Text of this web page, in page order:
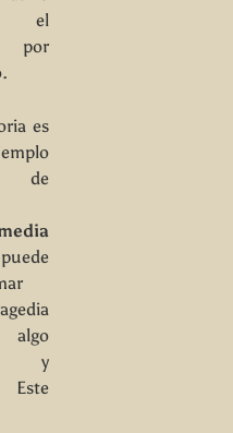
el
por
es
de
y
Este